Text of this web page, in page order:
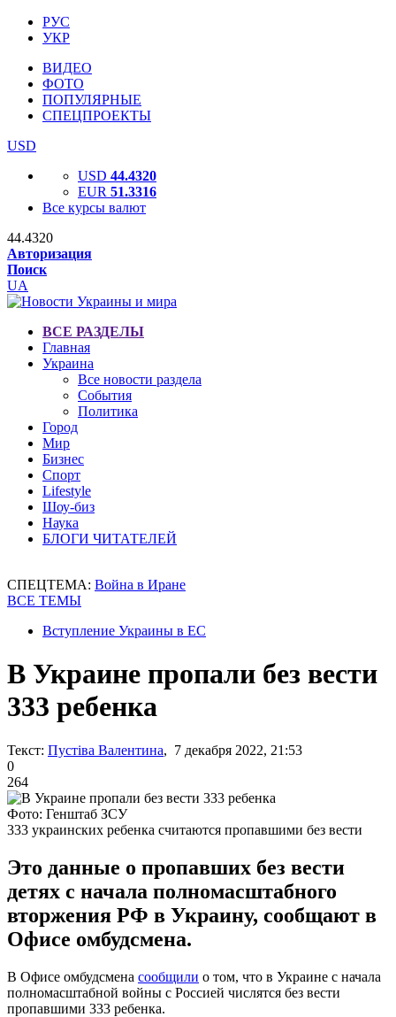
РУС
УКР
ВИДЕО
ФОТО
ПОПУЛЯРНЫЕ
СПЕЦПРОЕКТЫ
USD
USD 44.4320
EUR 51.3316
Все курсы валют
44.4320
Авторизация
Поиск
UA
ВСЕ РАЗДЕЛЫ
Главная
Украина
Все новости раздела
События
Политика
Город
Мир
Бизнес
Спорт
Lifestyle
Шоу-биз
Наука
БЛОГИ ЧИТАТЕЛЕЙ
СПЕЦТЕМА: Война в Иране
ВСЕ ТЕМЫ
Вступление Украины в ЕС
В Украине пропали без вести
333 ребенка
Текст: Пустіва Валентина, 7 декабря 2022, 21:53
0
264
Фото: Генштаб ЗСУ
333 украинских ребенка считаются пропавшими без вести
Это данные о пропавших без вести
детях с начала полномасштабного
вторжения РФ в Украину, сообщают в
Офисе омбудсмена.
В Офисе омбудсмена сообщили о том, что в Украине с начала
полномасштабной войны с Россией числятся без вести
пропавшими 333 ребенка.